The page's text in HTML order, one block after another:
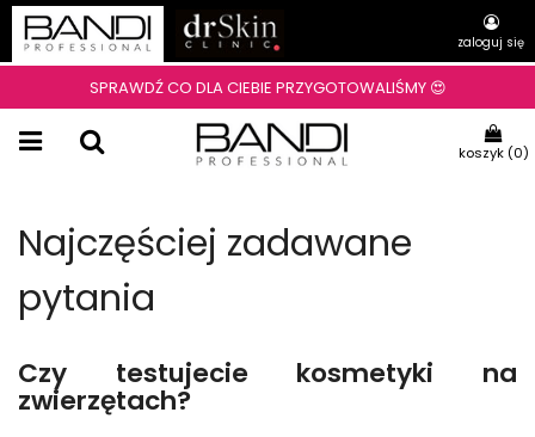
zaloguj się
SPRAWDŹ CO DLA CIEBIE PRZYGOTOWALIŚMY 😍
koszyk (0)
Najczęściej zadawane
pytania
Czy testujecie kosmetyki na
zwierzętach?